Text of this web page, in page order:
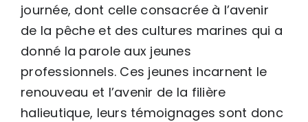
journée, dont celle consacrée à l’avenir
de la pêche et des cultures marines qui a
donné la parole aux jeunes
professionnels. Ces jeunes incarnent le
renouveau et l’avenir de la filière
halieutique, leurs témoignages sont donc